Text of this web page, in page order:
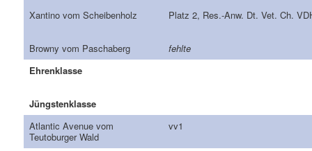
Xantino vom Scheibenholz
Platz 2, Res.-Anw. Dt. Vet. Ch.
Browny vom Paschaberg
fehlte
Ehrenklasse
Jüngstenklasse
Atlantic Avenue vom
Teutoburger Wald
vv1